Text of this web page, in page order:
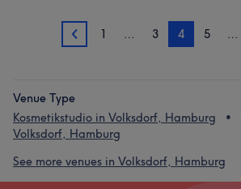
3 1 … 3 4 5 …
Venue Type
Kosmetikstudio in Volksdorf, Hamburg
Volksdorf, Hamburg
See more venues in Volksdorf, Hamburg